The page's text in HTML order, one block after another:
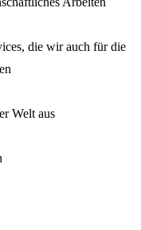
die wir auch für die
Welt aus